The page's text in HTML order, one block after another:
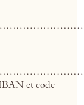
et code